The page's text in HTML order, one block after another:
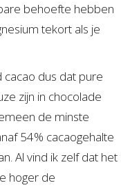
behoefte hebben
tekort als je
dus dat pure
zijn in chocolade
de minste
54% cacaogehalte
Al vind ik zelf dat het
hoger de